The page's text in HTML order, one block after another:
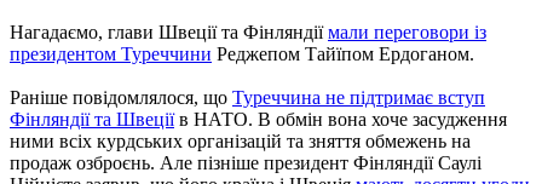
Нагадаємо, глави Швеції та Фінляндіїмали переговори із
президентом Туреччини Реджепом Тайїпом Ердоганом.
Раніше повідомлялося, що Туреччина не підтримає вступ
Фінляндії та Швеціїв НАТО. В обмін вона хоче засудження
ними всіх курдських організацій та зняття обмежень на
продаж озброєнь. Але пізніше президент Фінляндії Саулі